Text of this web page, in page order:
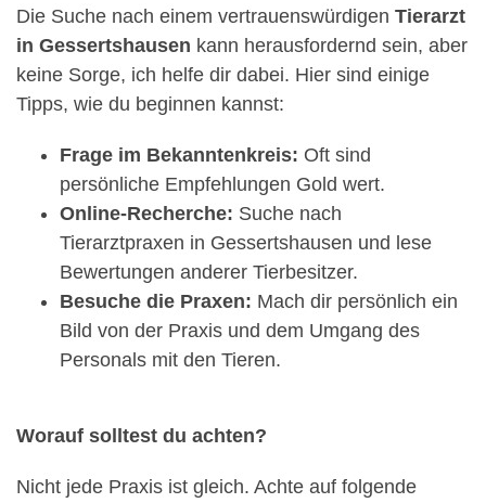
Die Suche nach einem vertrauenswürdigen Tierarzt
in Gessertshausen kann herausfordernd sein, aber
keine Sorge, ich helfe dir dabei. Hier sind einige
Tipps, wie du beginnen kannst:
Frage im Bekanntenkreis: Oft sind
persönliche Empfehlungen Gold wert.
Online-Recherche: Suche nach
Tierarztpraxen in Gessertshausen und lese
Bewertungen anderer Tierbesitzer.
Besuche die Praxen: Mach dir persönlich ein
Bild von der Praxis und dem Umgang des
Personals mit den Tieren.
Worauf solltest du achten?
Nicht jede Praxis ist gleich. Achte auf folgende